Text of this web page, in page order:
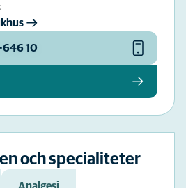
646 10
och specialiteter